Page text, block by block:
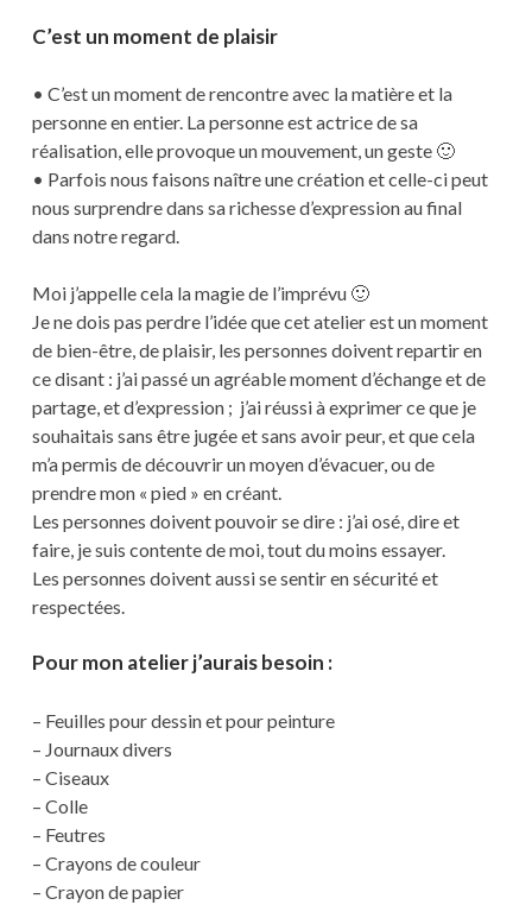
C’est un moment de plaisir
• C’est un moment de rencontre avec la matière et la
personne en entier. La personne est actrice de sa
réalisation, elle provoque un mouvement, un geste 🙂
• Parfois nous faisons naître une création et celle-ci peut
nous surprendre dans sa richesse d’expression au final
dans notre regard.
Moi j’appelle cela la magie de l’imprévu 🙂
Je ne dois pas perdre l’idée que cet atelier est un moment
de bien-être, de plaisir, les personnes doivent repartir en
ce disant : j’ai passé un agréable moment d’échange et de
partage, et d’expression ; j’ai réussi à exprimer ce que je
souhaitais sans être jugée et sans avoir peur, et que cela
m’a permis de découvrir un moyen d’évacuer, ou de
prendre mon « pied » en créant.
Les personnes doivent pouvoir se dire : j’ai osé, dire et
faire, je suis contente de moi, tout du moins essayer.
Les personnes doivent aussi se sentir en sécurité et
respectées.
Pour mon atelier j’aurais besoin :
– Feuilles pour dessin et pour peinture
– Journaux divers
– Ciseaux
– Colle
– Feutres
– Crayons de couleur
– Crayon de papier